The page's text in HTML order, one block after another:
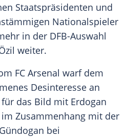
Staatspräsidenten und
Nationalspieler
in der DFB-Auswahl
weiter.
FC Arsenal warf dem
Desinteresse an
das Bild mit Erdogan
im Zusammenhang mit der
Gündogan bei